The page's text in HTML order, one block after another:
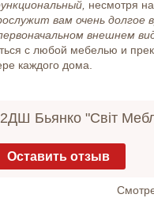
ункциональный, несмотря
вам очень долгое
внешнем
с любой мебелью и
каждого дома.
Бьянко "Світ
Оставить отзыв